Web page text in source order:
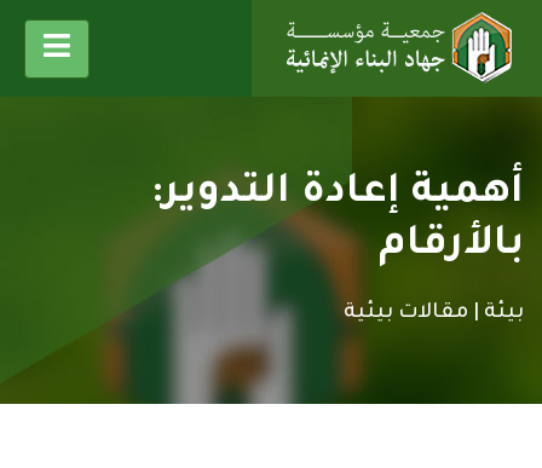
أهمية إعادة التدوير:
بالأرقام
بيئة | مقالات بيئية